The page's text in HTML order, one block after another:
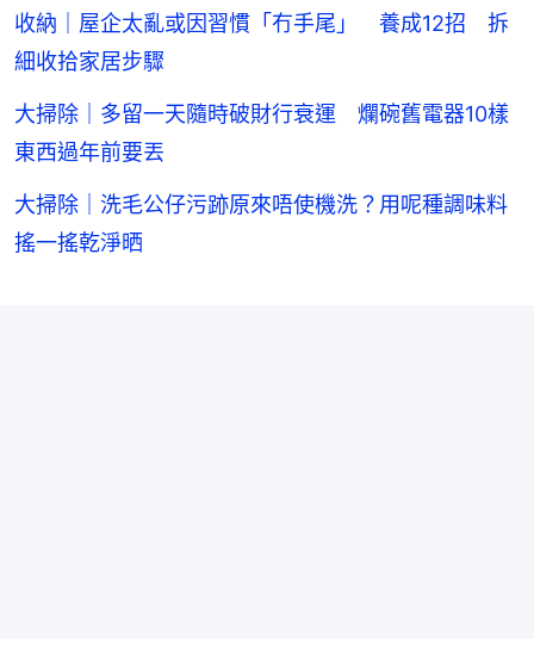
收納｜屋企太亂或因習慣「冇手尾」 養成12招 拆
細收拾家居步驟
大掃除｜多留一天隨時破財行衰運 爛碗舊電器10樣
東西過年前要丟
大掃除｜洗毛公仔污跡原來唔使機洗？用呢種調味料
搖一搖乾淨晒